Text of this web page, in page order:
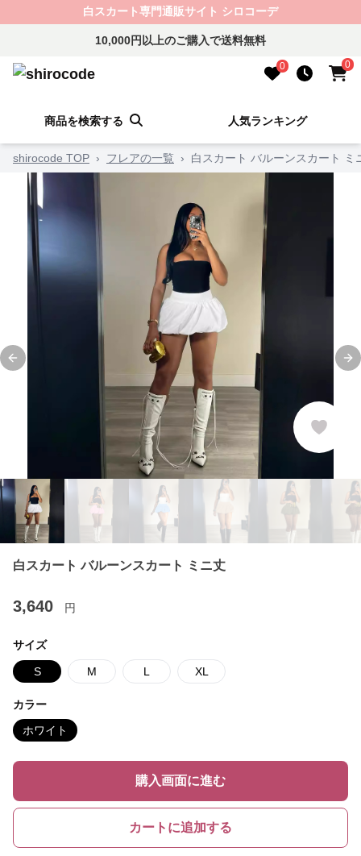
白スカート専門通販サイト シロコーデ
10,000円以上のご購入で送料無料
0 0
商品を検索する 人気ランキング
shirocode TOP › フレアの一覧 › 白スカート バルーンスカート ミ
Previous slide
白スカート バルーンスカート ミニ丈
3,640 円
サイズ
S M L XL
カラー
ホワイト
購入画面に進む
カートに追加する